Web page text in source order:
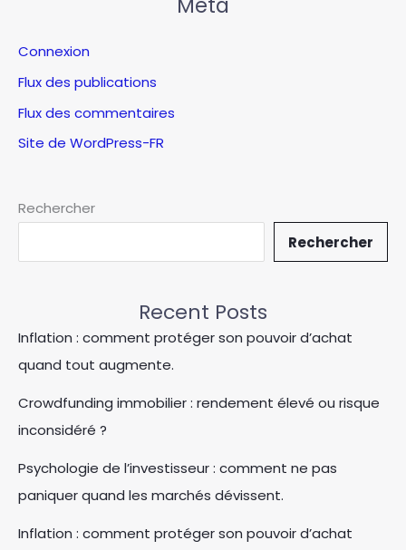
Connexion
Flux des publications
Flux des commentaires
Site de WordPress-FR
Rechercher
Rechercher
Recent Posts
Inflation : comment protéger son pouvoir d’achat
quand tout augmente.
Crowdfunding immobilier : rendement élevé ou risque
inconsidéré ?
Psychologie de l’investisseur : comment ne pas
paniquer quand les marchés dévissent.
Inflation : comment protéger son pouvoir d’achat